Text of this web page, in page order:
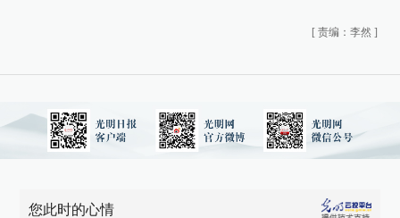
[ 责编：李然 ]
您此时的心情